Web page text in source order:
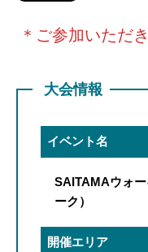
＊ご参加いただ
大会情報
イベント名
SAITAMAウォ
ーク）
開催エリア